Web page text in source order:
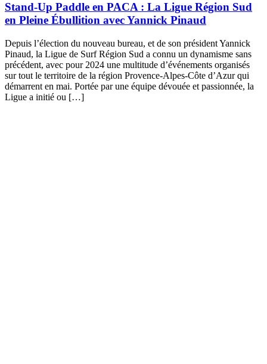
Stand-Up Paddle en PACA : La Ligue Région Sud
en Pleine Ébullition avec Yannick Pinaud
Depuis l’élection du nouveau bureau, et de son président Yannick
Pinaud, la Ligue de Surf Région Sud a connu un dynamisme sans
précédent, avec pour 2024 une multitude d’événements organisés
sur tout le territoire de la région Provence-Alpes-Côte d’Azur qui
démarrent en mai. Portée par une équipe dévouée et passionnée, la
Ligue a initié ou […]